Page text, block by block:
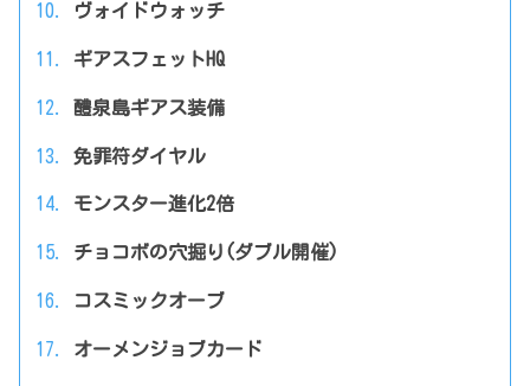
ヴォイドウォッチ
ギアスフェットHQ
醴泉島ギアス装備
免罪符ダイヤル
モンスター進化2倍
チョコボの穴掘り(ダブル開催)
コスミックオーブ
オーメンジョブカード